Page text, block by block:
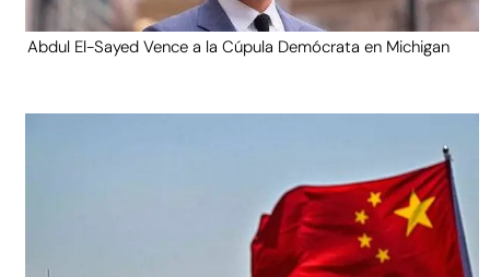
Abdul El-Sayed Vence a la Cúpula Demócrata en Michigan